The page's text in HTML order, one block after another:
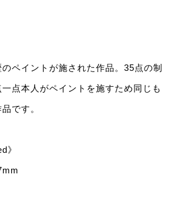
ペイントが施された作品。35点の制
点本人がペイントを施すため同じも
です。
》